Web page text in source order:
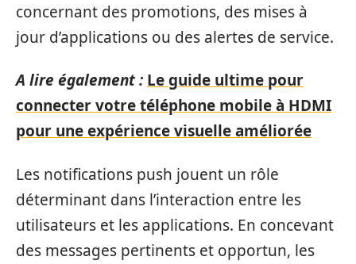
concernant des promotions, des mises à
jour d’applications ou des alertes de service.
A lire également : Le guide ultime pour
connecter votre téléphone mobile à HDMI
pour une expérience visuelle améliorée
Les notifications push jouent un rôle
déterminant dans l’interaction entre les
utilisateurs et les applications. En concevant
des messages pertinents et opportun, les